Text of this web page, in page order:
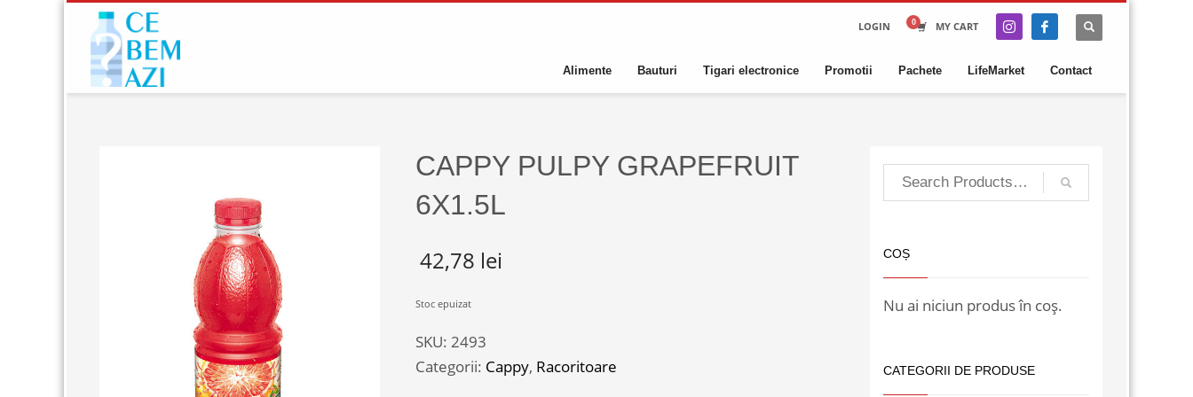
LOGIN MY CART
Alimente Bauturi Tigari electronice Promotii Pachete LifeMarket Contact
CAPPY PULPY GRAPEFRUIT
6X1.5L
42,78 lei
Stoc epuizat
SKU: 2493
Categorii: Cappy, Racoritoare
COȘ
Nu ai niciun produs în coș.
CATEGORII DE PRODUSE